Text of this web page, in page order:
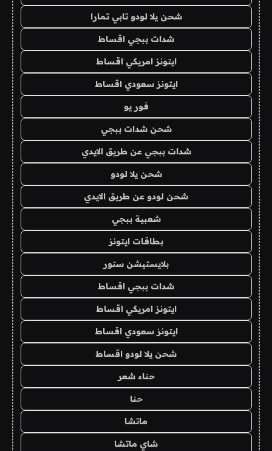
شحن يلا لودو تابي تمارا
شدات ببجي اقساط
ايتونز امريكي اقساط
ايتونز سعودي اقساط
فور يو
شحن شدات ببجي
شدات ببجي عن طريق الايدي
شحن يلا لودو
شحن لودو عن طريق الايدي
شعبية ببجي
بطاقات ايتونز
بلايستيشن ستور
شدات ببجي اقساط
ايتونز امريكي اقساط
ايتونز سعودي اقساط
شحن يلا لودو اقساط
حناء شعر
حنا
ماتشا
شاي ماتشا